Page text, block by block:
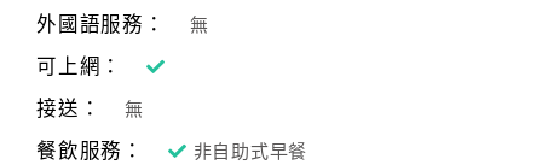
服
紅
利
查
外國語服務： 無
可上網：
接送：
無
餐飲服務： 非自助式早餐